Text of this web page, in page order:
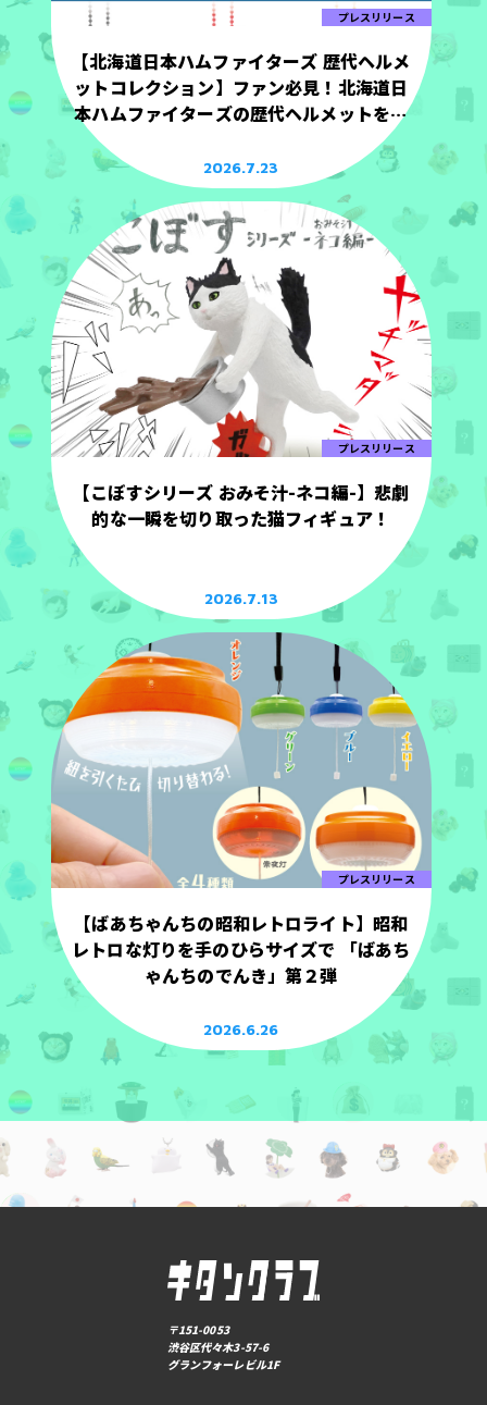
プレスリリース
【北海道日本ハムファイターズ 歴代ヘルメ
ットコレクション】ファン必見！北海道日
本ハムファイターズの歴代ヘルメットを手
2026.7.23
プレスリリース
【こぼすシリーズ おみそ汁-ネコ編-】悲劇
的な一瞬を切り取った猫フィギュア！
2026.7.13
プレスリリース
【ばあちゃんちの昭和レトロライト】昭和
レトロな灯りを手のひらサイズで 「ばあち
ゃんちのでんき」第２弾
2026.6.26
〒151-0053
渋谷区代々木3-57-6
グランフォーレビル1F